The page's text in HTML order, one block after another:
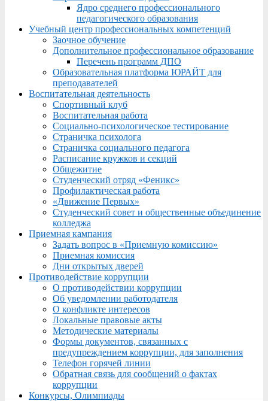
Ядро среднего профессионального
педагогического образования
Учебный центр профессиональных компетенций
Заочное обучение
Дополнительное профессиональное образование
Перечень программ ДПО
Образовательная платформа ЮРАЙТ для
преподавателей
Воспитательная деятельность
Спортивный клуб
Воспитательная работа
Социально-психологическое тестирование
Страничка психолога
Страничка социального педагога
Расписание кружков и секций
Общежитие
Студенческий отряд «Феникс»
Профилактическая работа
«Движение Первых»
Студенческий совет и общественные объединение
колледжа
Приемная кампания
Задать вопрос в «Приемную комиссию»
Приемная комиссия
Дни открытых дверей
Противодействие коррупции
О противодействии коррупции
Об уведомлении работодателя
О конфликте интересов
Локальные правовые акты
Методические материалы
Формы документов, связанных с
предупреждением коррупции, для заполнения
Телефон горячей линии
Обратная связь для сообщений о фактах
коррупции
Конкурсы, Олимпиады